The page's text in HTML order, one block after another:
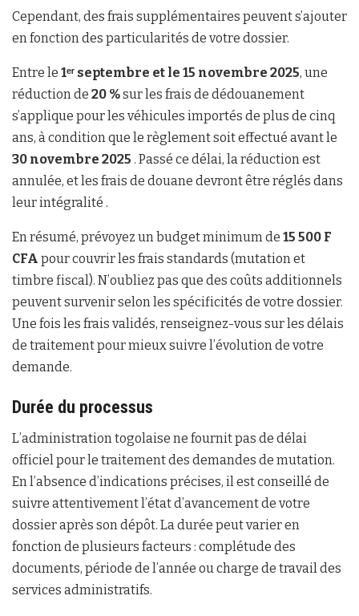
Cependant, des frais supplémentaires peuvent s’ajouter
en fonction des particularités de votre dossier.
Entre le 1ᵉʳ septembre et le 15 novembre 2025, une
réduction de 20 %sur les frais de dédouanement
s’applique pour les véhicules importés de plus de cinq
ans, à condition que le règlement soit effectué avant le
30 novembre 2025 . Passé ce délai, la réduction est
annulée, et les frais de douane devront être réglés dans
leur intégralité .
En résumé, prévoyez un budget minimum de 15 500 F
CFA pour couvrir les frais standards (mutation et
timbre fiscal). N’oubliez pas que des coûts additionnels
peuvent survenir selon les spécificités de votre dossier.
Une fois les frais validés, renseignez-vous sur les délais
de traitement pour mieux suivre l’évolution de votre
demande.
Durée du processus
L’administration togolaise ne fournit pas de délai
officiel pour le traitement des demandes de mutation.
En l’absence d’indications précises, il est conseillé de
suivre attentivement l’état d’avancement de votre
dossier après son dépôt. La durée peut varier en
fonction de plusieurs facteurs : complétude des
documents, période de l’année ou charge de travail des
services administratifs.